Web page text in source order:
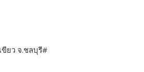
ขียว จ.ชลบุรี#